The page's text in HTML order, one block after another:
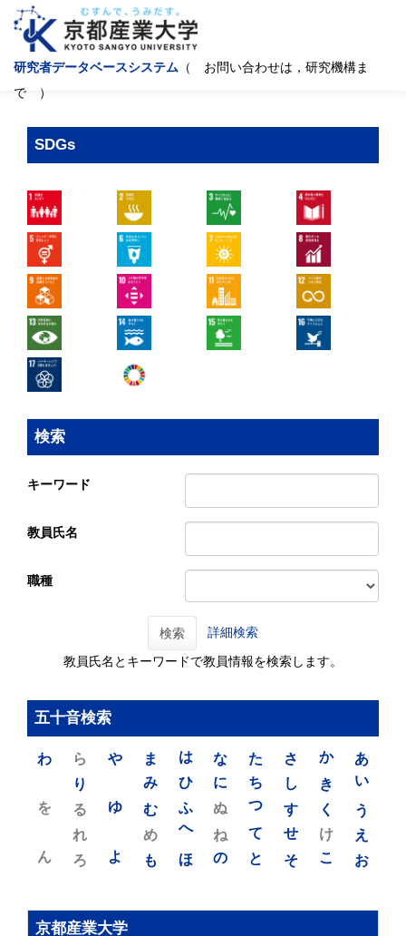
研究者データベースシステム （ お問い合わせは，研究機構ま
で ）
SDGs
検索
キーワード
教員氏名
職種
検索 詳細検索
教員氏名とキーワードで教員情報を検索します。
五十音検索
あ
い
う
え
お
か
き
く
け
こ
さ
し
す
せ
そ
た
ち
つ
て
と
な
に
ぬ
ね
の
は
ひ
ふ
へ
ほ
ま
み
む
め
も
や
ゆ
よ
ら
り
る
れ
ろ
わ
を
ん
京都産業大学